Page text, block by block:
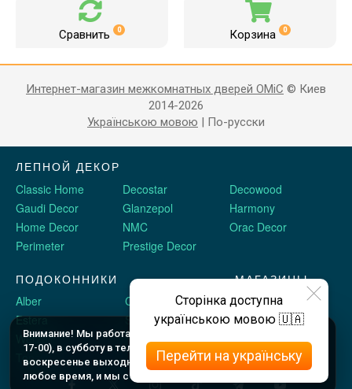
Сравнить 0 Корзина 0
Интернет-магазин межкомнатных дверей OMiC © Киев
2014-2026
Українською мовою | По-русски
ЛЕПНОЙ ДЕКОР
Classic Home
Decostar
Decowood
Gaudi Decor
Glanzepol
Harmony
Home Decor
NMC
Orac Decor
Perimeter
Prestige Decor
ПОДОКОННИКИ
Alber
Crystalit
Estera
Sauberg
Werzalit
Plastolit
Topalit
МАГАЗИНЫ
Двери Omis
Stickerwall
Жидкие обои
Внимание! Мы работаем c 9 до 18 по будням (шоу рум до
17-00), в субботу в телефоном режиме с 10 до 16, и в
воскресенье выходные. Оформляйте заказы онлайн в
любое время, и мы с Вами свяжемся.
Сторінка доступна
українською мовою 🇺🇦
Перейти на українську